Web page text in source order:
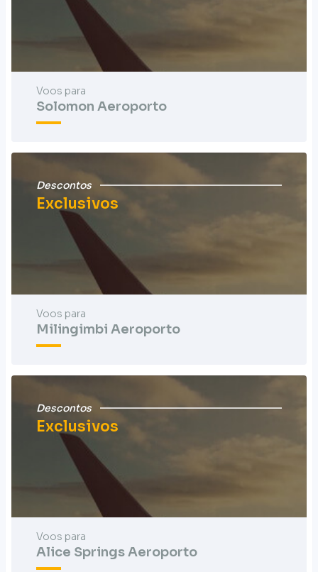
Voos para
Solomon Aeroporto
Descontos
Exclusivos
Voos para
Milingimbi Aeroporto
Descontos
Exclusivos
Voos para
Alice Springs Aeroporto